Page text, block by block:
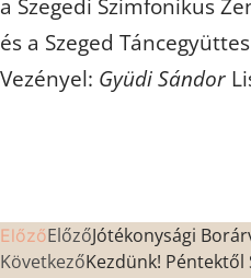
a Szegedi Szimfonikus
és a Szeged Táncegyüttes
Vezényel: Gyüdi Sándor
ElőzőElőzőJótékonysági
KövetkezőKezdünk! Péntektől